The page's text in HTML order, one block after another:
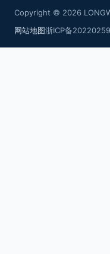
Copyright © 2026
网站地图浙ICP备